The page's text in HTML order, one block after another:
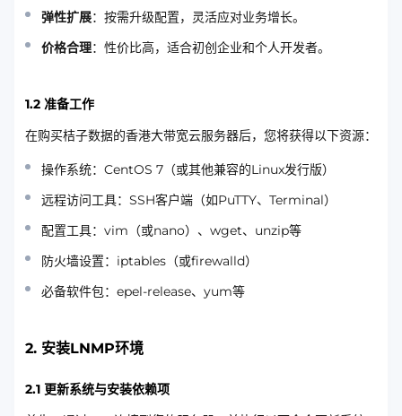
弹性扩展：按需升级配置，灵活应对业务增长。
价格合理：性价比高，适合初创企业和个人开发者。
1.2 准备工作
在购买桔子数据的香港大带宽云服务器后，您将获得以下资源：
操作系统：CentOS 7（或其他兼容的Linux发行版）
远程访问工具：SSH客户端（如PuTTY、Terminal）
配置工具：vim（或nano）、wget、unzip等
防火墙设置：iptables（或firewalld）
必备软件包：epel-release、yum等
2. 安装LNMP环境
2.1 更新系统与安装依赖项